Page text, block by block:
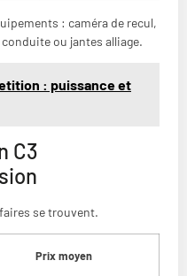
: caméra de recul,
ou jantes alliage.
: puissance et
C3
se trouvent.
Prix moyen